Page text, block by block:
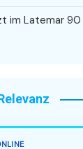
im Latemar